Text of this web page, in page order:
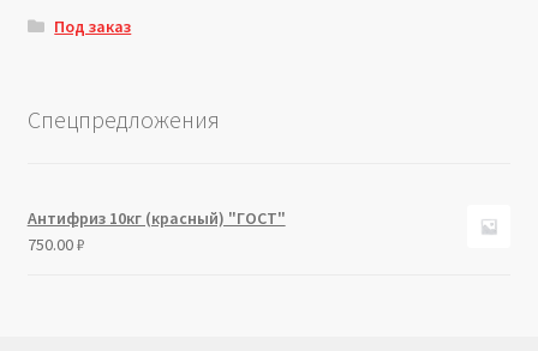
Под заказ
Спецпредложения
Антифриз 10кг (красный) "ГОСТ"
750.00₽